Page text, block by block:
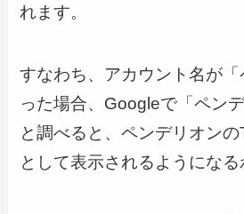
れます。
すなわち、アカウント名が
った場合、Googleで「ペン
と調べると、ペンデリオン
として表示されるようになる